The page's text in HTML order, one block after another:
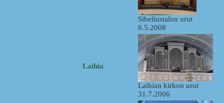
Sibeliustalon urut
8.5.2008
Laihia
Laihian kirkon urut
31.7.2006